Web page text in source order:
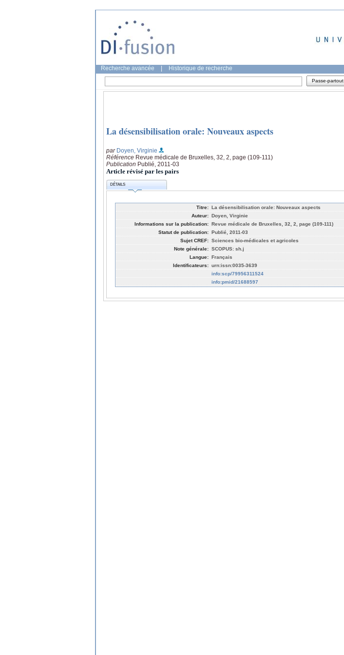
Recherche avancée Historique de recherche
Passe-partout
La désensibilisation orale: Nouveaux aspects
par Doyen, Virginie
Référence Revue médicale de Bruxelles, 32, 2, page (109-111)
Publication Publié, 2011-03
Article révisé par les pairs
DÉTAILS
Titre: La désensibilisation orale: Nouveaux aspects
Auteur: Doyen, Virginie
Informations sur la publication: Revue médicale de Bruxelles, 32, 2, page (109-111)
Statut de publication: Publié, 2011-03
Sujet CREF: Sciences bio-médicales et agricoles
Note générale: SCOPUS: sh.j
Langue: Français
Identificateurs: urn:issn:0035-3639
info:scp/79956311524
info:pmid/21688597